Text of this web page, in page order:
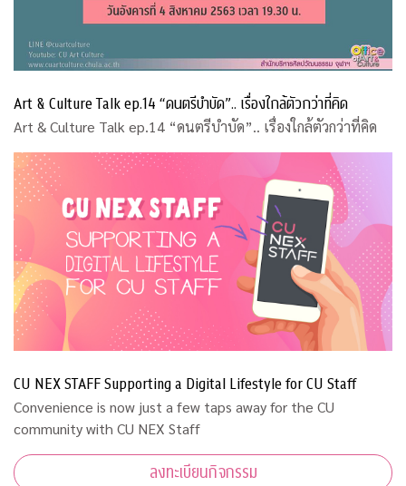
Art & Culture Talk ep.14 “ดนตรีบำบัด”.. เรื่องใกล้ตัวกว่าที่คิด
Art & Culture Talk ep.14 “ดนตรีบำบัด”.. เรื่องใกล้ตัวกว่าที่คิด
CU NEX STAFF Supporting a Digital Lifestyle for CU Staff
Convenience is now just a few taps away for the CU
community with CU NEX Staff
ลงทะเบียนกิจกรรม